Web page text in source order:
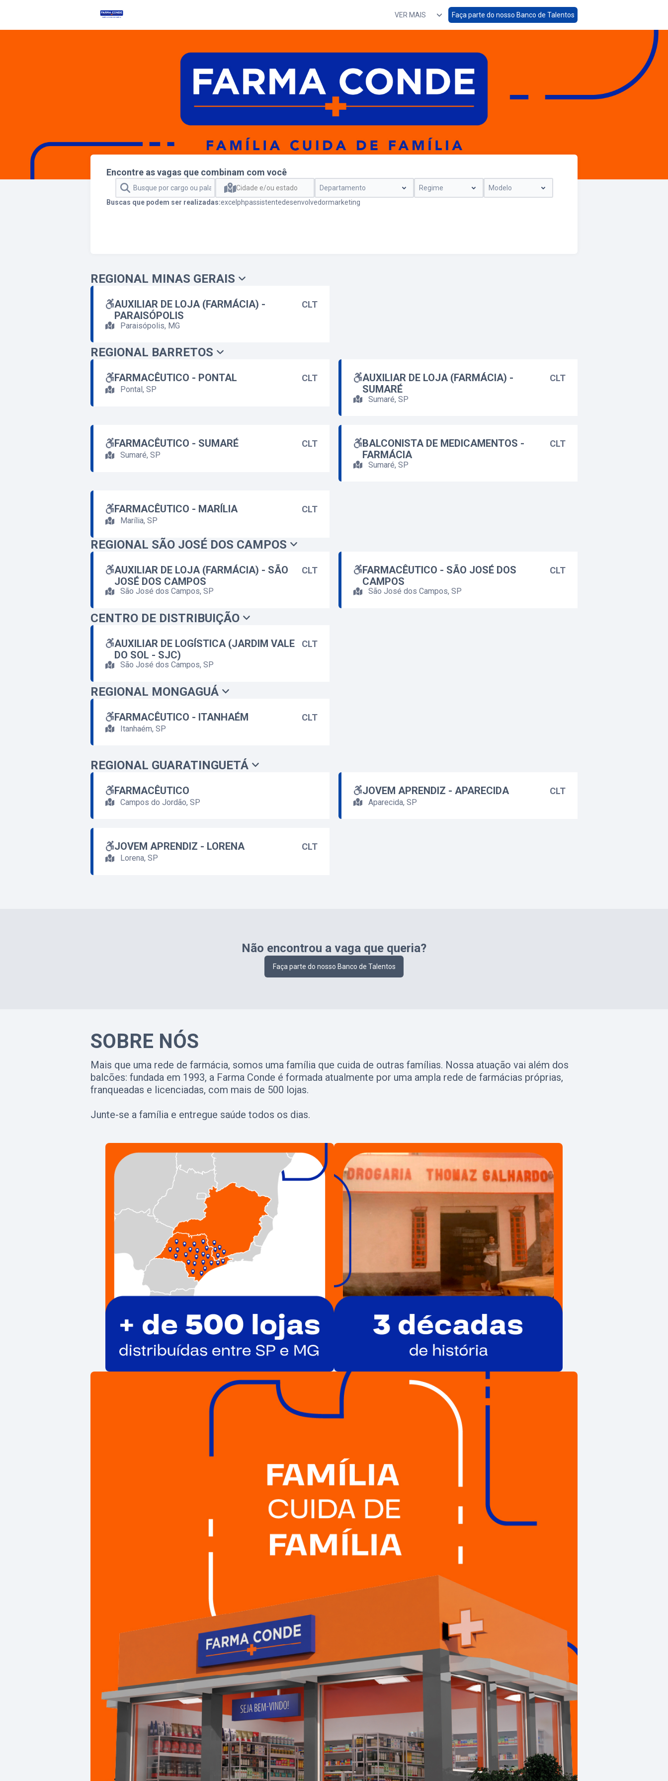
VER MAIS
SOCIAIS
VÍDEO
Faça parte do nosso Banco de Talentos
Encontre as vagas que combinam com você
Cidade e/ou estado Departamento Regime
Modelo
Buscas que podem ser realizadas:excel phpassistentedesenvolvedormarketing
REGIONAL MINAS GERAIS
AUXILIAR DE LOJA (FARMÁCIA) -
PARAISÓPOLIS
CLT
Paraisópolis, MG
REGIONAL BARRETOS
FARMACÊUTICO - PONTAL CLT
Pontal, SP
AUXILIAR DE LOJA (FARMÁCIA) -
SUMARÉ
CLT
Sumaré, SP
FARMACÊUTICO - SUMARÉ CLT
Sumaré, SP
BALCONISTA DE MEDICAMENTOS -
FARMÁCIA
CLT
Sumaré, SP
FARMACÊUTICO - MARÍLIA CLT
Marília, SP
REGIONAL SÃO JOSÉ DOS CAMPOS
AUXILIAR DE LOJA (FARMÁCIA) - SÃO
JOSÉ DOS CAMPOS
CLT
São José dos Campos, SP
FARMACÊUTICO - SÃO JOSÉ DOS
CAMPOS
CLT
São José dos Campos, SP
CENTRO DE DISTRIBUIÇÃO
AUXILIAR DE LOGÍSTICA (JARDIM VALE
DO SOL - SJC)
CLT
São José dos Campos, SP
REGIONAL MONGAGUÁ
FARMACÊUTICO - ITANHAÉM CLT
Itanhaém, SP
REGIONAL GUARATINGUETÁ
FARMACÊUTICO
Campos do Jordão, SP
JOVEM APRENDIZ - APARECIDA CLT
Aparecida, SP
JOVEM APRENDIZ - LORENA CLT
Lorena, SP
Não encontrou a vaga que queria?
Faça parte do nosso Banco de Talentos
SOBRE NÓS
Mais que uma rede de farmácia, somos uma família que cuida de outras famílias. Nossa atuação vai além dos
balcões: fundada em 1993, a Farma Conde é formada atualmente por uma ampla rede de farmácias próprias,
franqueadas e licenciadas, com mais de 500 lojas.
Junte-se a família e entregue saúde todos os dias.